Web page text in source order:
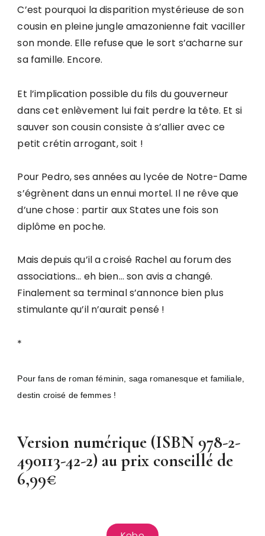
C’est pourquoi la disparition mystérieuse de son
cousin en pleine jungle amazonienne fait vaciller
son monde. Elle refuse que le sort s’acharne sur
sa famille. Encore.
Et l’implication possible du fils du gouverneur
dans cet enlèvement lui fait perdre la tête. Et si
sauver son cousin consiste à s’allier avec ce
petit crétin arrogant, soit !
Pour Pedro, ses années au lycée de Notre-Dame
s’égrènent dans un ennui mortel. Il ne rêve que
d’une chose : partir aux States une fois son
diplôme en poche.
Mais depuis qu’il a croisé Rachel au forum des
associations… eh bien… son avis a changé.
Finalement sa terminal s’annonce bien plus
stimulante qu’il n’aurait pensé !
*
Pour fans de roman féminin, saga romanesque et familiale,
destin croisé de femmes !
Version numérique (ISBN 978-2-
490113-42-2) au prix conseillé de
6,99€